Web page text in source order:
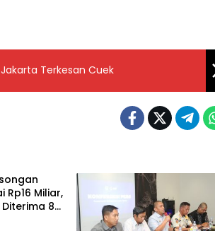
Terkesan Cuek
Rp16 Miliar,
Diterima 83